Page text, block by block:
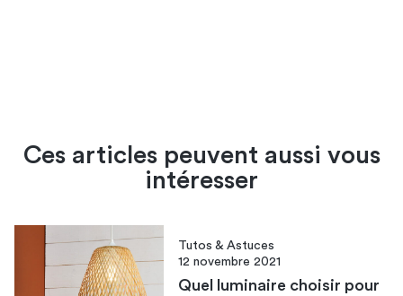
Ces articles peuvent aussi vous
intéresser
Tutos & Astuces
12 novembre 2021
Quel luminaire choisir pour